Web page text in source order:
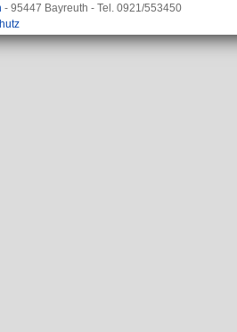
- 95447 Bayreuth - Tel. 0921/553450